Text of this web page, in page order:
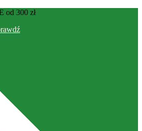
od 300 zł